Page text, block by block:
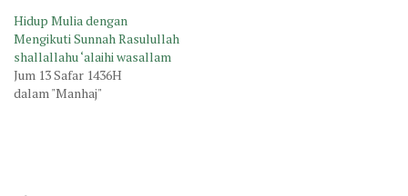
Hidup Mulia dengan
Mengikuti Sunnah Rasulullah
shallallahu ‘alaihi wasallam
Jum 13 Safar 1436H
dalam "Manhaj"